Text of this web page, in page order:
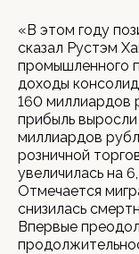
«В этом году
сказал Рустэм
промышленного
доходы
160 миллиардов
прибыль
миллиардов
розничной
увеличилась на
Отмечается
снизилась
Впервые